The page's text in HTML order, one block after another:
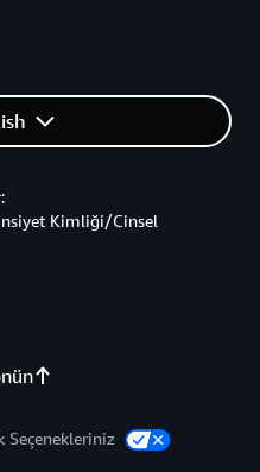
Kimliği/Cinsel
Seçenekleriniz